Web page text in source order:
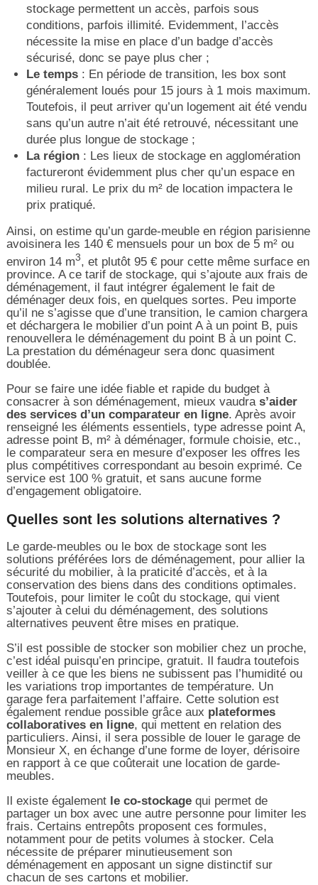
stockage permettent un accès, parfois sous
conditions, parfois illimité. Evidemment, l’accès
nécessite la mise en place d’un badge d’accès
sécurisé, donc se paye plus cher ;
Le temps: En période de transition, les box sont
généralement loués pour 15 jours à 1 mois maximum.
Toutefois, il peut arriver qu’un logement ait été vendu
sans qu’un autre n’ait été retrouvé, nécessitant une
durée plus longue de stockage ;
La région: Les lieux de stockage en agglomération
factureront évidemment plus cher qu’un espace en
milieu rural. Le prix du m² de location impactera le
prix pratiqué.
Ainsi, on estime qu’un garde-meuble en région parisienne
avoisinera les 140 € mensuels pour un box de 5 m² ou
environ 14 m3, et plutôt 95 € pour cette même surface en
province. A ce tarif de stockage, qui s’ajoute aux frais de
déménagement, il faut intégrer également le fait de
déménager deux fois, en quelques sortes. Peu importe
qu’il ne s’agisse que d’une transition, le camion chargera
et déchargera le mobilier d’un point A à un point B, puis
renouvellera le déménagement du point B à un point C.
La prestation du déménageur sera donc quasiment
doublée.
Pour se faire une idée fiable et rapide du budget à
consacrer à son déménagement, mieux vaudra s’aider
des services d’un comparateur en ligne. Après avoir
renseigné les éléments essentiels, type adresse point A,
adresse point B, m² à déménager, formule choisie, etc.,
le comparateur sera en mesure d’exposer les offres les
plus compétitives correspondant au besoin exprimé. Ce
service est 100 % gratuit, et sans aucune forme
d’engagement obligatoire.
Quelles sont les solutions alternatives ?
Le garde-meubles ou le box de stockage sont les
solutions préférées lors de déménagement, pour allier la
sécurité du mobilier, à la praticité d’accès, et à la
conservation des biens dans des conditions optimales.
Toutefois, pour limiter le coût du stockage, qui vient
s’ajouter à celui du déménagement, des solutions
alternatives peuvent être mises en pratique.
S’il est possible de stocker son mobilier chez un proche,
c’est idéal puisqu’en principe, gratuit. Il faudra toutefois
veiller à ce que les biens ne subissent pas l’humidité ou
les variations trop importantes de température. Un
garage fera parfaitement l’affaire. Cette solution est
également rendue possible grâce aux plateformes
collaboratives en ligne, qui mettent en relation des
particuliers. Ainsi, il sera possible de louer le garage de
Monsieur X, en échange d’une forme de loyer, dérisoire
en rapport à ce que coûterait une location de garde-
meubles.
Il existe également le co-stockagequi permet de
partager un box avec une autre personne pour limiter les
frais. Certains entrepôts proposent ces formules,
notamment pour de petits volumes à stocker. Cela
nécessite de préparer minutieusement son
déménagement en apposant un signe distinctif sur
chacun de ses cartons et mobilier.